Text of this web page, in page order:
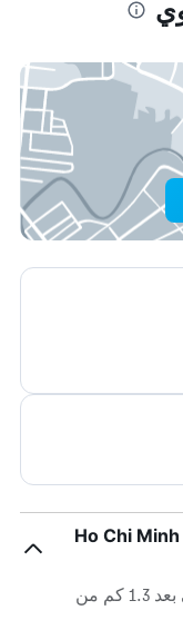
كم يبعد Serenity Diamond Hotel عن Ho Chi Minh
Ho Chi Minh Mausoleum في هانوي على بعد 1.3 كم من